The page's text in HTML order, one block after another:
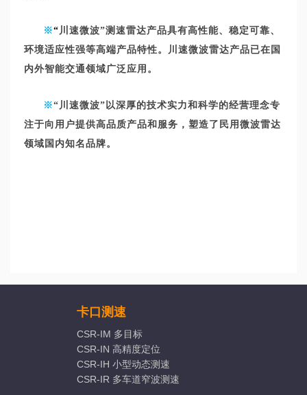
※“ 川速微波”测速雷达产品具有高性能、稳定可靠、
环境适应性强等高端产品特性。川速微波雷达产品已在国
内外智能交通领域广泛应用。
※“川速微波”以深厚的技术实力和科学的经营理念专
注于向用户提供高品质产品和服务，塑造了民用微波雷达
领域国内知名品牌。
卡口测速
CSR-IM 多目标
CSR-IN 高精度定位
CSR-IH 小型动态测速
CSR-IR 多车道窄波测速